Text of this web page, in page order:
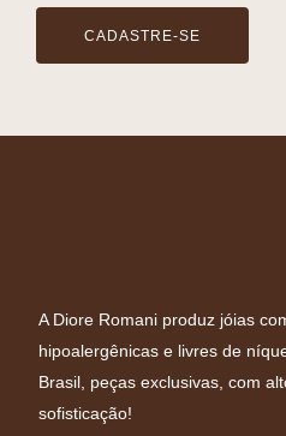
CADASTRE-SE
A Diore Romani produz jóias
hipoalergênicas e livres de
Brasil, peças exclusivas, com
sofisticação!